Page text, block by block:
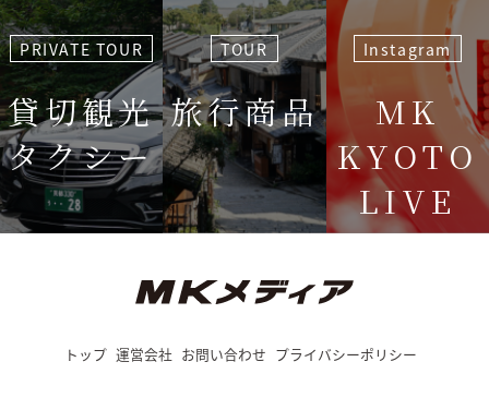
PRIVATE TOUR
貸切観光
タクシー
TOUR
旅行商品
Instagram
MK
KYOTO
LIVE
トップ 運営会社 お問い合わせ プライバシーポリシー